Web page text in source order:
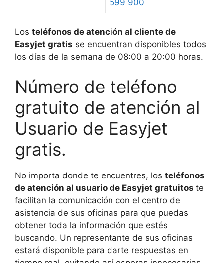
599 900
Los teléfonos de atención al cliente de
Easyjet gratis se encuentran disponibles todos
los días de la semana de 08:00 a 20:00 horas.
Número de teléfono
gratuito de atención al
Usuario de Easyjet
gratis.
No importa donde te encuentres, los teléfonos
de atención al usuario de Easyjet gratuitos te
facilitan la comunicación con el centro de
asistencia de sus oficinas para que puedas
obtener toda la información que estés
buscando. Un representante de sus oficinas
estará disponible para darte respuestas en